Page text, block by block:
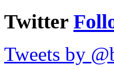
Twitter
Tweets by